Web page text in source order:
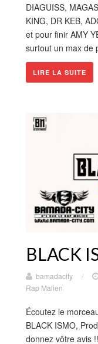
DIAGUISS,
KING, DR KEB,
et pour finir AMY
surtout un max de
LIRE LA SUITE
BLACK
bamadacity /
Rap Malien
Écoutez le
BLACK ISMO,
donnez vôtre avis